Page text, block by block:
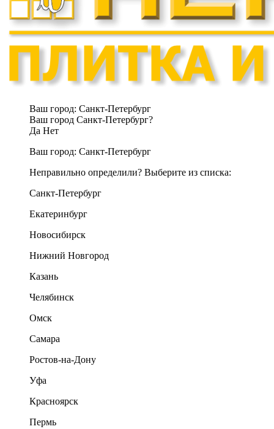
Ваш город: Санкт-Петербург
Ваш город Санкт-Петербург?
Да Нет
Ваш город: Санкт-Петербург
Неправильно определили? Выберите из списка:
Санкт-Петербург
Екатеринбург
Новосибирск
Нижний Новгород
Казань
Челябинск
Омск
Самара
Ростов-на-Дону
Уфа
Красноярск
Пермь